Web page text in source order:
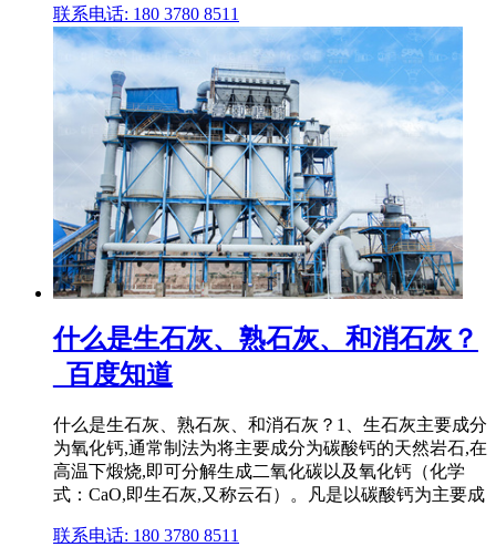
联系电话: 180 3780 8511
什么是生石灰、熟石灰、和消石灰？
_百度知道
什么是生石灰、熟石灰、和消石灰？1、生石灰主要成分
为氧化钙,通常制法为将主要成分为碳酸钙的天然岩石,在
高温下煅烧,即可分解生成二氧化碳以及氧化钙（化学
式：CaO,即生石灰,又称云石）。凡是以碳酸钙为主要成
联系电话: 180 3780 8511